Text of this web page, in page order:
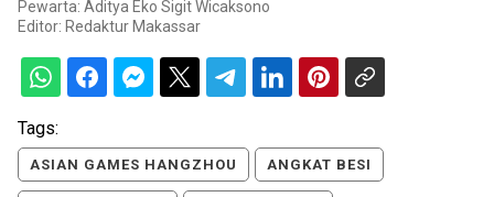
Pewarta: Aditya Eko Sigit Wicaksono
Editor: Redaktur Makassar
Tags:
ASIAN GAMES HANGZHOU ANGKAT BESI